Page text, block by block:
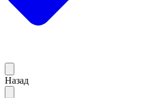
Назад